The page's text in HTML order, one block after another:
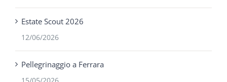
Estate Scout 2026
12/06/2026
Pellegrinaggio a Ferrara